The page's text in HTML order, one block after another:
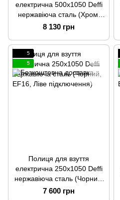
електрична 500x1050 Deffi
нержавіюча сталь (Хром,
EF16, Праве підключення)
8 130 грн
5
5
Полиця для взуття
електрична 250x1050 Deffi
нержавіюча сталь (Чорний,
EF16, Ліве підключення)
7 600 грн